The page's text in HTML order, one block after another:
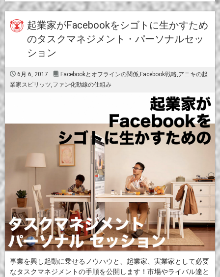
起業家がFacebookをシゴトに生かすため
のタスクマネジメント・パーソナルセッ
ション
6月 6, 2017 Facebookとオフラインの関係,Facebook戦略,アニキの起
業家スピリッツ,ファン化動線の仕組み
事業を興し起動に乗せるノウハウと、起業家、実業家として必要
なタスクマネジメントの手順を公開します！市場やライバル達と